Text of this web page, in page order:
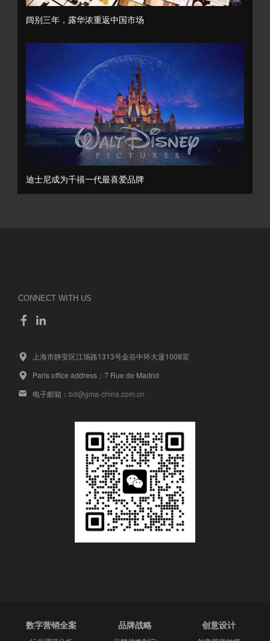
阔别三年，露华浓重返中国市场
迪士尼成为千禧一代最喜爱品牌
CONNECT WITH US
上海市静安区江场路1313号金谷中环大厦1008室
Paris office address：7 Rue de Madrid
电子邮箱： bd@gma-china.com.cn
数字营销全案 品牌战略 创意设计